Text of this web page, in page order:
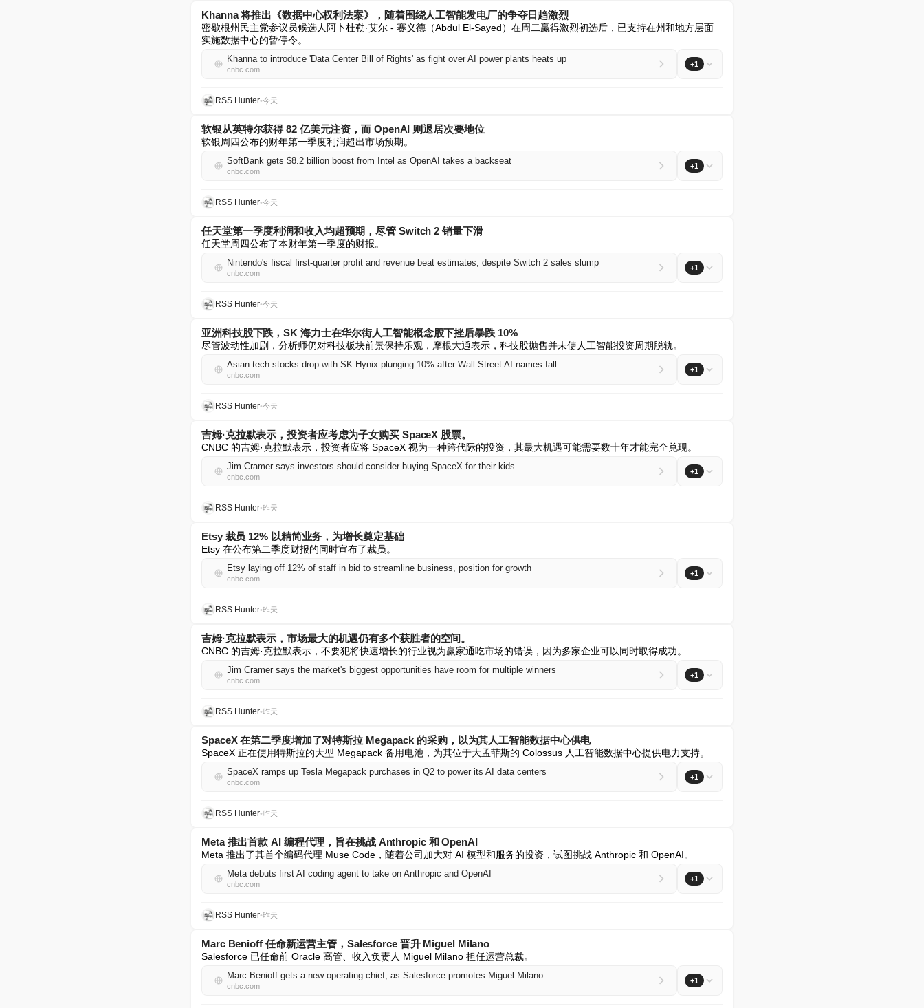
Khanna 将推出《数据中心权利法案》，随着围绕人工智能发电厂的争夺日趋激烈
密歇根州民主党参议员候选人阿卜杜勒·艾尔 - 赛义德（Abdul El-Sayed）在周二赢得激烈初选后，已支持在州和地方层面
实施数据中心的暂停令。
Khanna to introduce 'Data Center Bill of Rights' as fight over AI power plants heats up
cnbc.com
+1
RSS Hunter•今天
软银从英特尔获得 82 亿美元注资，而 OpenAI 则退居次要地位
软银周四公布的财年第一季度利润超出市场预期。
SoftBank gets $8.2 billion boost from Intel as OpenAI takes a backseat
cnbc.com
+1
RSS Hunter•今天
任天堂第一季度利润和收入均超预期，尽管 Switch 2 销量下滑
任天堂周四公布了本财年第一季度的财报。
Nintendo's fiscal first-quarter profit and revenue beat estimates, despite Switch 2 sales slump
cnbc.com
+1
RSS Hunter•今天
亚洲科技股下跌，SK 海力士在华尔街人工智能概念股下挫后暴跌 10%
尽管波动性加剧，分析师仍对科技板块前景保持乐观，摩根大通表示，科技股抛售并未使人工智能投资周期脱轨。
Asian tech stocks drop with SK Hynix plunging 10% after Wall Street AI names fall
cnbc.com
+1
RSS Hunter•今天
吉姆·克拉默表示，投资者应考虑为子女购买 SpaceX 股票。
CNBC 的吉姆·克拉默表示，投资者应将 SpaceX 视为一种跨代际的投资，其最大机遇可能需要数十年才能完全兑现。
Jim Cramer says investors should consider buying SpaceX for their kids
cnbc.com
+1
RSS Hunter•昨天
Etsy 裁员 12% 以精简业务，为增长奠定基础
Etsy 在公布第二季度财报的同时宣布了裁员。
Etsy laying off 12% of staff in bid to streamline business, position for growth
cnbc.com
+1
RSS Hunter•昨天
吉姆·克拉默表示，市场最大的机遇仍有多个获胜者的空间。
CNBC 的吉姆·克拉默表示，不要犯将快速增长的行业视为赢家通吃市场的错误，因为多家企业可以同时取得成功。
Jim Cramer says the market's biggest opportunities have room for multiple winners
cnbc.com
+1
RSS Hunter•昨天
SpaceX 在第二季度增加了对特斯拉 Megapack 的采购，以为其人工智能数据中心供电
SpaceX 正在使用特斯拉的大型 Megapack 备用电池，为其位于大孟菲斯的 Colossus 人工智能数据中心提供电力支持。
SpaceX ramps up Tesla Megapack purchases in Q2 to power its AI data centers
cnbc.com
+1
RSS Hunter•昨天
Meta 推出首款 AI 编程代理，旨在挑战 Anthropic 和 OpenAI
Meta 推出了其首个编码代理 Muse Code，随着公司加大对 AI 模型和服务的投资，试图挑战 Anthropic 和 OpenAI。
Meta debuts first AI coding agent to take on Anthropic and OpenAI
cnbc.com
+1
RSS Hunter•昨天
Marc Benioff 任命新运营主管，Salesforce 晋升 Miguel Milano
Salesforce 已任命前 Oracle 高管、收入负责人 Miguel Milano 担任运营总裁。
Marc Benioff gets a new operating chief, as Salesforce promotes Miguel Milano
cnbc.com
+1